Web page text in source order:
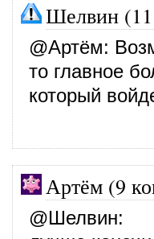
Шелвин
@Артём:
то главное
который
Артём (9
@Шелвин: